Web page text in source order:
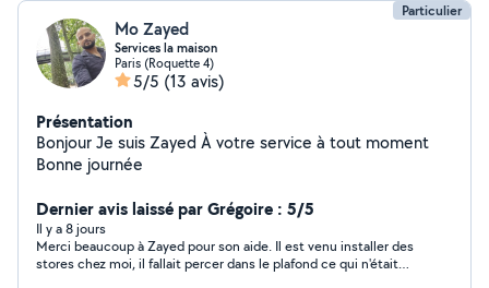
Particulier
Mo Zayed
Services la maison
Paris (Roquette 4)
5/5 (13 avis)
Présentation
Bonjour Je suis Zayed À votre service à tout moment
Bonne journée
Dernier avis laissé par Grégoire : 5/5
Il y a 8 jours
Merci beaucoup à Zayed pour son aide. Il est venu installer des
stores chez moi, il fallait percer dans le plafond ce qui n'était